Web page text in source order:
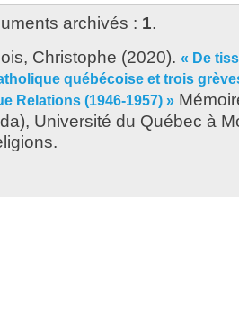
archivés : 1.
Christophe (2020). « De
québécoise et trois
Relations (1946-1957) »
Université du Québec à